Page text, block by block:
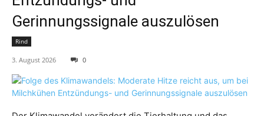
Gerinnungssignale auszulösen
Rind
3. August 2026 0